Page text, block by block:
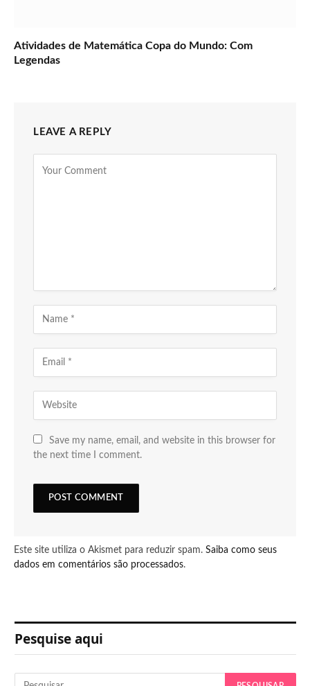
Atividades de Matemática Copa do Mundo: Com
Legendas
LEAVE A REPLY
Save my name, email, and website in this browser for
the next time I comment.
Este site utiliza o Akismet para reduzir spam. Saiba como seus
dados em comentários são processados.
Pesquise aqui